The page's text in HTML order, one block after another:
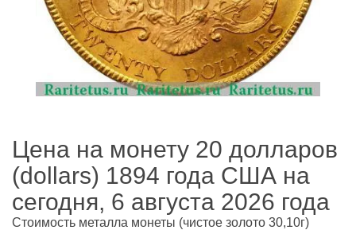
Цена на монету 20 долларов
(dollars) 1894 года США на
сегодня, 6 августа 2026 года
Стоимость металла монеты (чистое золото 30,10г)